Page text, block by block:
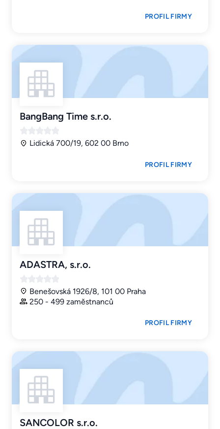
PROFIL FIRMY
BangBang Time s.r.o.
Lidická 700/19, 602 00 Brno
PROFIL FIRMY
ADASTRA, s.r.o.
Benešovská 1926/8, 101 00 Praha
250 - 499 zaměstnanců
PROFIL FIRMY
SANCOLOR s.r.o.